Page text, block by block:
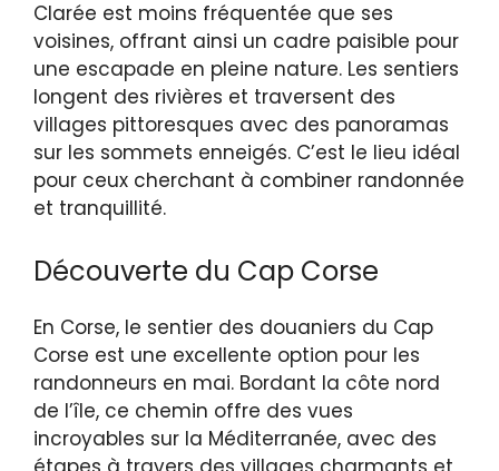
Clarée est moins fréquentée que ses
voisines, offrant ainsi un cadre paisible pour
une escapade en pleine nature. Les sentiers
longent des rivières et traversent des
villages pittoresques avec des panoramas
sur les sommets enneigés. C’est le lieu idéal
pour ceux cherchant à combiner randonnée
et tranquillité.
Découverte du Cap Corse
En Corse, le sentier des douaniers du Cap
Corse est une excellente option pour les
randonneurs en mai. Bordant la côte nord
de l’île, ce chemin offre des vues
incroyables sur la Méditerranée, avec des